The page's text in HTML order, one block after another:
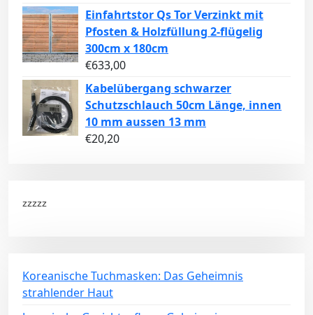
Einfahrtstor Qs Tor Verzinkt mit
Pfosten & Holzfüllung 2-flügelig
300cm x 180cm
€633,00
Kabelübergang schwarzer
Schutzschlauch 50cm Länge, innen
10 mm aussen 13 mm
€20,20
zzzzz
Koreanische Tuchmasken: Das Geheimnis
strahlender Haut